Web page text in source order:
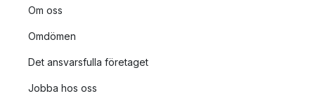
Om oss
Omdömen
Det ansvarsfulla företaget
Jobba hos oss